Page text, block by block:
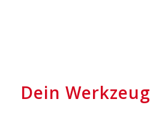
Dein Werkzeug